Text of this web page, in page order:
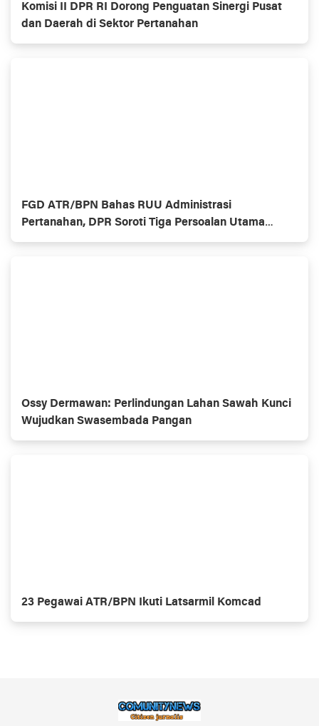
Komisi II DPR RI Dorong Penguatan Sinergi Pusat
dan Daerah di Sektor Pertanahan
FGD ATR/BPN Bahas RUU Administrasi
Pertanahan, DPR Soroti Tiga Persoalan Utama
Jakarta
Ossy Dermawan: Perlindungan Lahan Sawah Kunci
Wujudkan Swasembada Pangan
23 Pegawai ATR/BPN Ikuti Latsarmil Komcad